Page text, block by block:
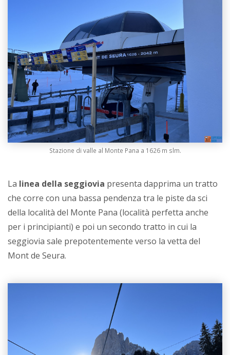
Stazione di valle al Monte Pana a 1626 m slm.
La linea della seggiovia presenta dapprima un tratto
che corre con una bassa pendenza tra le piste da sci
della località del Monte Pana (località perfetta anche
per i principianti) e poi un secondo tratto in cui la
seggiovia sale prepotentemente verso la vetta del
Mont de Seura.